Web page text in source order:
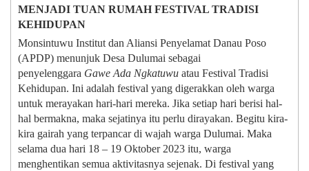
MENJADI TUAN RUMAH FESTIVAL TRADISI
KEHIDUPAN
Monsintuwu Institut dan Aliansi Penyelamat Danau Poso
(APDP) menunjuk Desa Dulumai sebagai
penyelenggara Gawe Ada Ngkatuwu atau Festival Tradisi
Kehidupan. Ini adalah festival yang digerakkan oleh warga
untuk merayakan hari-hari mereka. Jika setiap hari berisi hal-
hal bermakna, maka sejatinya itu perlu dirayakan. Begitu kira-
kira gairah yang terpancar di wajah warga Dulumai. Maka
selama dua hari 18 – 19 Oktober 2023 itu, warga
menghentikan semua aktivitasnya sejenak. Di festival yang